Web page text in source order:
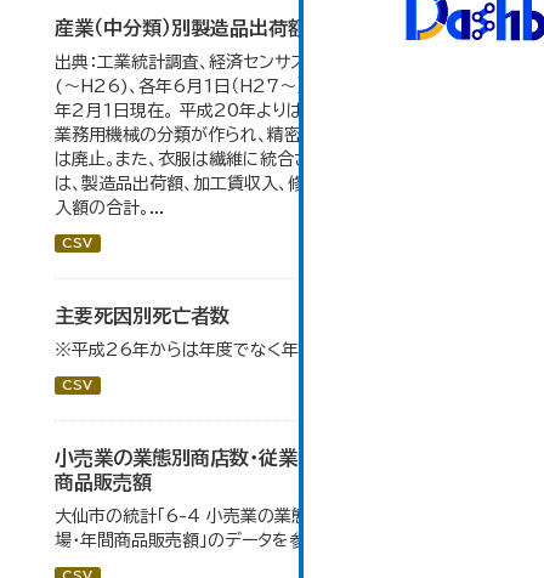
産業（中分類）別製造品出荷額等の推移
出典：工業統計調査、経済センサス。 各年12月31日現在
(～H26)、各年6月1日（H27～）・平成23年のみ平成24
年2月1日現在。 平成20年よりはん用機械、生産用機械、
業務用機械の分類が作られ、精密機械、一般用機械の分類
は廃止。また、衣服は繊維に統合された。 製造品出荷額等
は、製造品出荷額、加工賃収入、修理料収入額、その他の収
入額の合計。...
CSV
主要死因別死亡者数
※平成26年からは年度でなく年単位で算出している。
CSV
小売業の業態別商店数・従業者数・売場面積・年間
商品販売額
大仙市の統計「6-4 小売業の業態別商店数・従業者数・売
場・年間商品販売額」のデータを参照しています。
CSV